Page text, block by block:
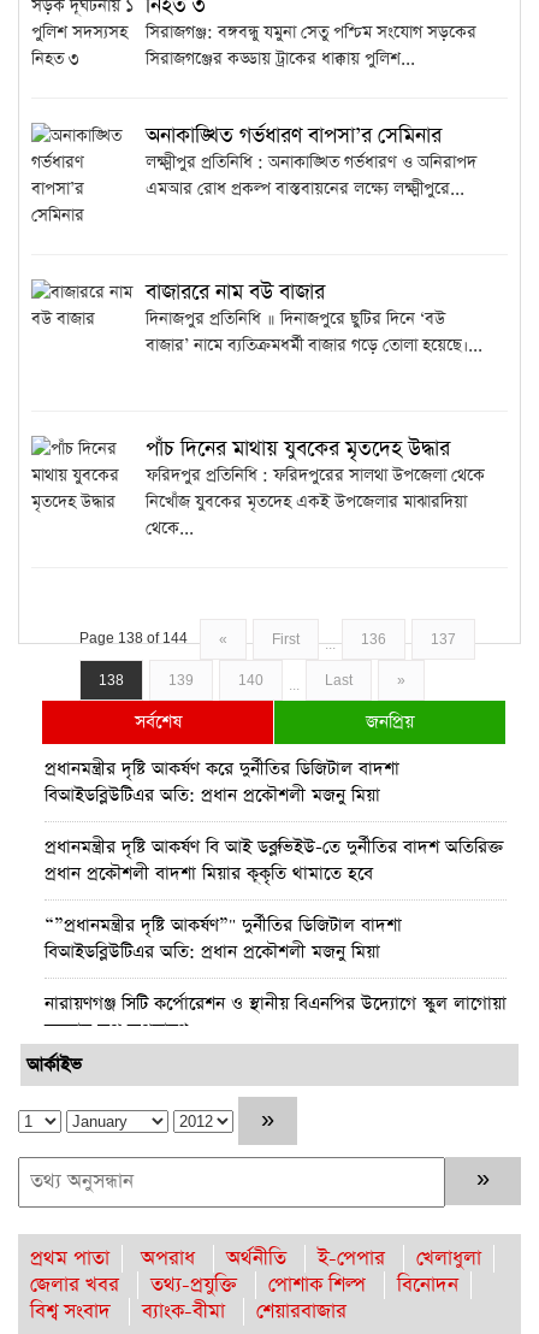
নিহত ৩
সিরাজগঞ্জ: বঙ্গবন্ধু যমুনা সেতু পশ্চিম সংযোগ সড়কের
সিরাজগঞ্জের কড্ডায় ট্রাকের ধাক্কায় পুলিশ...
অনাকাঙ্খিত গর্ভধারণ বাপসা’র সেমিনার
লক্ষ্মীপুর প্রতিনিধি : অনাকাঙ্খিত গর্ভধারণ ও অনিরাপদ
এমআর রোধ প্রকল্প বাস্তবায়নের লক্ষ্যে লক্ষ্মীপুরে...
বাজাররে নাম বউ বাজার
দিনাজপুর প্রতিনিধি ॥ দিনাজপুরে ছুটির দিনে ‘বউ
বাজার’ নামে ব্যতিক্রমধর্মী বাজার গড়ে তোলা হয়েছে।...
পাঁচ দিনের মাথায় যুবকের মৃতদেহ উদ্ধার
ফরিদপুর প্রতিনিধি : ফরিদপুরের সালথা উপজেলা থেকে
নিখোঁজ যুবকের মৃতদেহ একই উপজেলার মাঝারদিয়া
থেকে...
Page 138 of 144 « First ... 136 137
138 139 140 ... Last »
সর্বশেষ
জনপ্রিয়
প্রধানমন্ত্রীর দৃষ্টি আকর্ষণ করে দুর্নীতির ডিজিটাল বাদশা
বিআইডব্লিউটিএর অতি: প্রধান প্রকৌশলী মজনু মিয়া
প্রধানমন্ত্রীর দৃষ্টি আকর্ষণ বি আই ডব্লুভিইউ-তে দুর্নীতির বাদশ অতিরিক্ত
প্রধান প্রকৌশলী বাদশা মিয়ার কূকৃতি থামাতে হবে
“”প্রধানমন্ত্রীর দৃষ্টি আকর্ষণ”" দুর্নীতির ডিজিটাল বাদশা
বিআইডব্লিউটিএর অতি: প্রধান প্রকৌশলী মজনু মিয়া
নারায়ণগঞ্জ সিটি কর্পোরেশন ও স্থানীয় বিএনপির উদ্যোগে স্কুল লাগোয়া
ময়লার স্তুপ অপসারণ
পটুয়াখালীতে আমতলীর শ্রমিক দল সভাপতিকে কুপিয়ে ও পিটিয়ে
হত্যা
কুমিল্লার প্রথম নারী জেলা প্রশাসক হলেন রোজী আক্তার
নারায়ণগঞ্জে ড্রোনের মাধ্যমে হবে ডিজিটাল ভূমি জরিপ জেলা প্রশাসক-
মো. রায়হান কবির
চাকরির নয় বছরে কোটিপতি রাজউকের ইমারত পরিদর্শক
মনিরুজ্জামান
আর্কাইভ
প্রথম পাতা অপরাধ অর্থনীতি ই-পেপার
খেলাধুলা
জেলার খবর
তথ্য-প্রযুক্তি পোশাক শিল্প
বিনোদন
বিশ্ব সংবাদ
ব্যাংক-বীমা শেয়ারবাজার